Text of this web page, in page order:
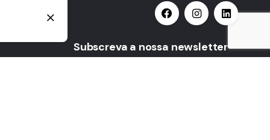
Subscreva a nossa newsletter